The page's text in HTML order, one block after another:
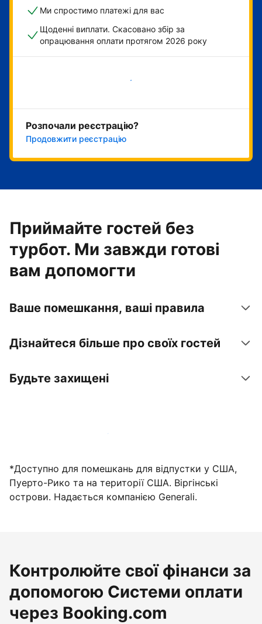
Ми спростимо платежі для вас
Щоденні виплати. Скасовано збір за
опрацювання оплати протягом 2026 року
Розпочати зараз
Розпочали реєстрацію?
Продовжити реєстрацію
Приймайте гостей без
турбот. Ми завжди готові
вам допомогти
Ваше помешкання, ваші правила
Дізнайтеся більше про своїх гостей
Будьте захищені
Зареєструвати помешкання вже зараз
*Доступно для помешкань для відпустки у США,
Пуерто-Рико та на території США. Віргінські
острови. Надається компанією Generali.
Контролюйте свої фінанси за
допомогою Системи оплати
через Booking.com